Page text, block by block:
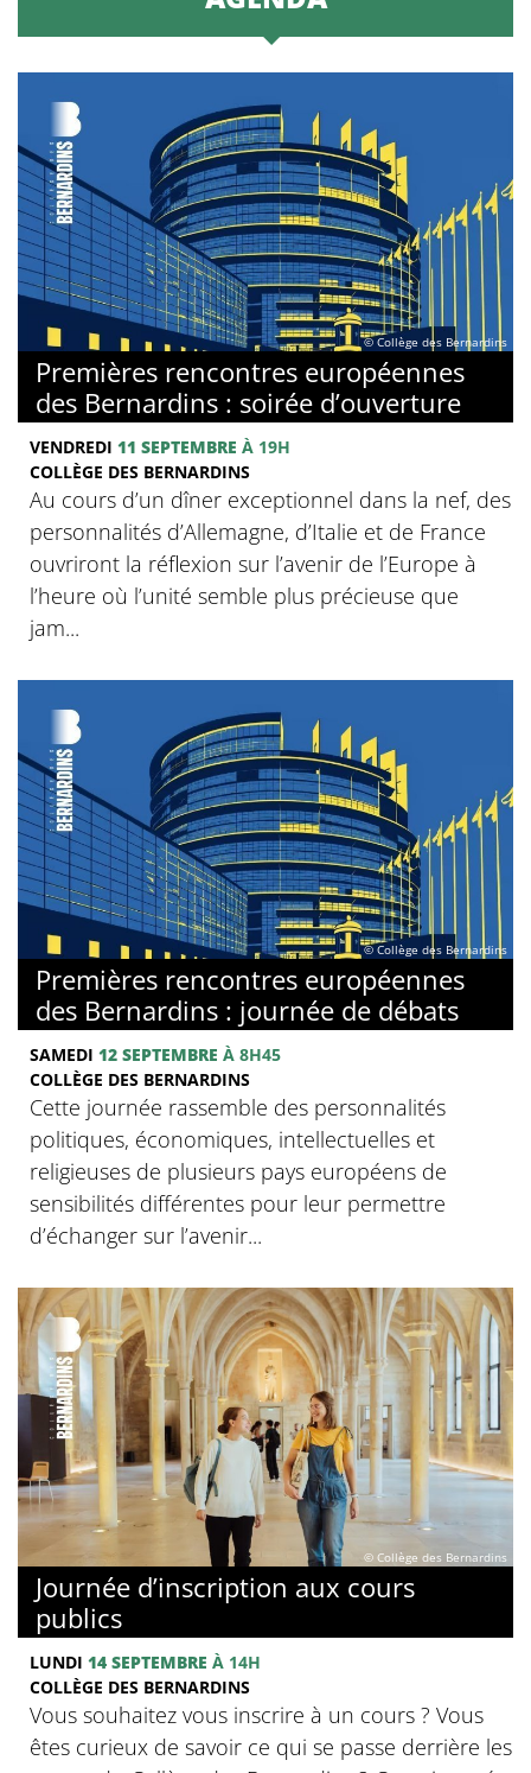
© Collège des Bernardins
Premières rencontres européennes
des Bernardins : soirée d’ouverture
VENDREDI 11 SEPTEMBRE À 19H
COLLÈGE DES BERNARDINS
Au cours d’un dîner exceptionnel dans la nef, des
personnalités d’Allemagne, d’Italie et de France
ouvriront la réflexion sur l’avenir de l’Europe à
l’heure où l’unité semble plus précieuse que
jam...
© Collège des Bernardins
Premières rencontres européennes
des Bernardins : journée de débats
SAMEDI 12 SEPTEMBRE À 8H45
COLLÈGE DES BERNARDINS
Cette journée rassemble des personnalités
politiques, économiques, intellectuelles et
religieuses de plusieurs pays européens de
sensibilités différentes pour leur permettre
d’échanger sur l’avenir...
© Collège des Bernardins
Journée d’inscription aux cours
publics
LUNDI 14 SEPTEMBRE À 14H
COLLÈGE DES BERNARDINS
Vous souhaitez vous inscrire à un cours ? Vous
êtes curieux de savoir ce qui se passe derrière les